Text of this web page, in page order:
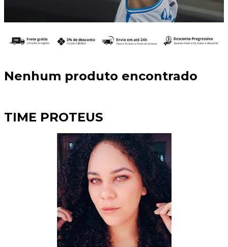
Nenhum produto encontrado
TIME PROTEUS